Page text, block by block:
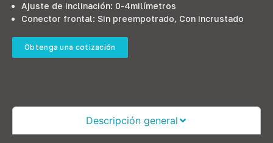
Ajuste de inclinación: 0-4milímetros
Conector frontal: Sin preempotrado, Con incrustado
Obtenga una cotización
Descripción general